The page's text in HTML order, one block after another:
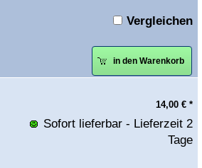
Vergleichen
in den Warenkorb
14,00 € *
Sofort lieferbar - Lieferzeit 2
Tage